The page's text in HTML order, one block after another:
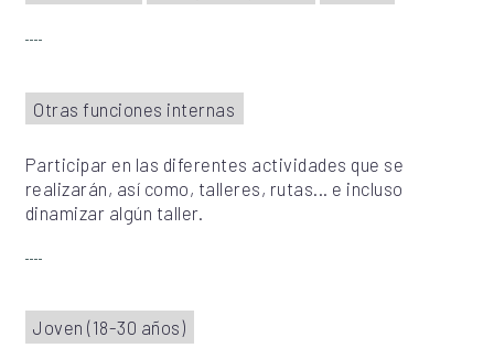
Otras funciones internas
Participar en las diferentes actividades que se
realizarán, así como, talleres, rutas... e incluso
dinamizar algún taller.
Joven (18-30 años)